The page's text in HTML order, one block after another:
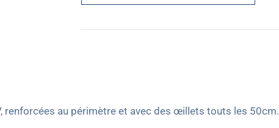
renforcées au périmètre et avec des œillets touts les 50cm.